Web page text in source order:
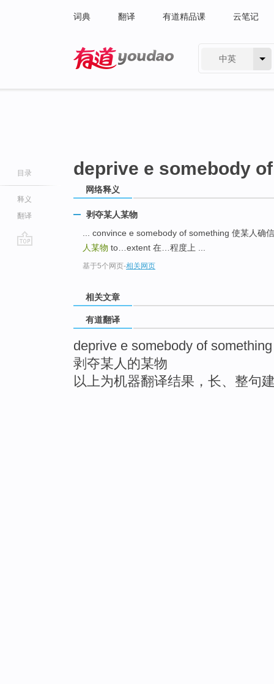
词典 翻译 有道精品课 云笔记
中英
目录
释义
翻译
deprive e somebody
网络释义
剥夺某人某物
... convince e somebody of something 使某人确
人某物 to…extent 在…程度上 ...
基于5个网页-相关网页
相关文章
有道翻译
deprive e somebody of something
剥夺某人的某物
以上为机器翻译结果，长、整句